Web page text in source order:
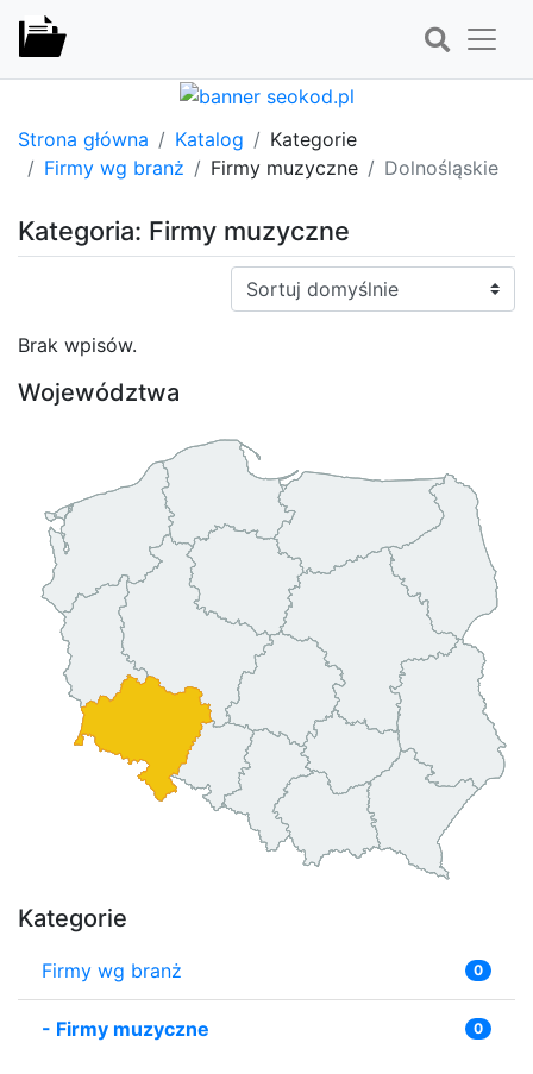
Strona główna Katalog
Kategorie
Firmy wg branż
Firmy muzyczne Dolnośląskie
Kategoria: Firmy muzyczne
Sortuj:
Brak wpisów.
Województwa
Kategorie
Firmy wg branż 0
- Firmy muzyczne 0